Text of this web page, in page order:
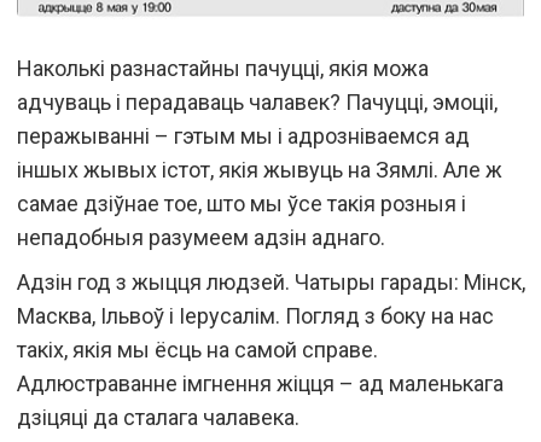
Наколькі разнастайны пачуцці, якія можа
адчуваць і перадаваць чалавек? Пачуцці, эмоціі,
перажыванні – гэтым мы і адрозніваемся ад
іншых жывых істот, якія жывуць на Зямлі. Але ж
самае дзіўнае тое, што мы ўсе такія розныя і
непадобныя разумеем адзін аднаго.
Адзін год з жыцця людзей. Чатыры гарады: Мінск,
Масква, Ільвоў і Іерусалім. Погляд з боку на нас
такіх, якія мы ёсць на самой справе.
Адлюстраванне імгнення жіцця – ад маленькага
дзіцяці да сталага чалавека.